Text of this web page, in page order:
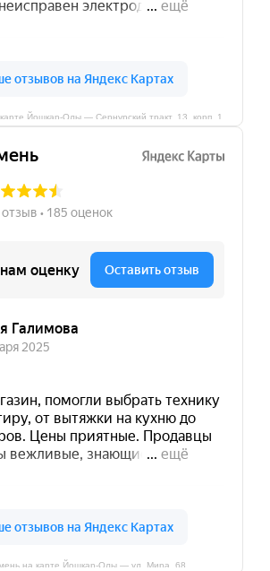
Йошкар‑Олы — Сернурский тракт, 13, корп. 1
на карте Йошкар‑Олы — ул. Мира, 68